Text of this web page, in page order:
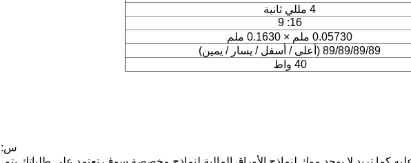
4 مللي ثانية
16: 9
0.05730 ملم × 0.1630 ملم
89/89/89/89 (أعلى / أسفل / يسار / يمين)
40 واط
س: